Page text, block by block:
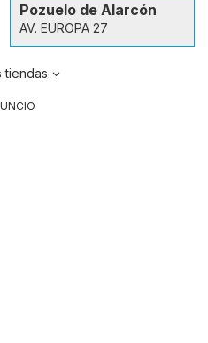
Pozuelo de Alarcón
AV. EUROPA 27
tiendas